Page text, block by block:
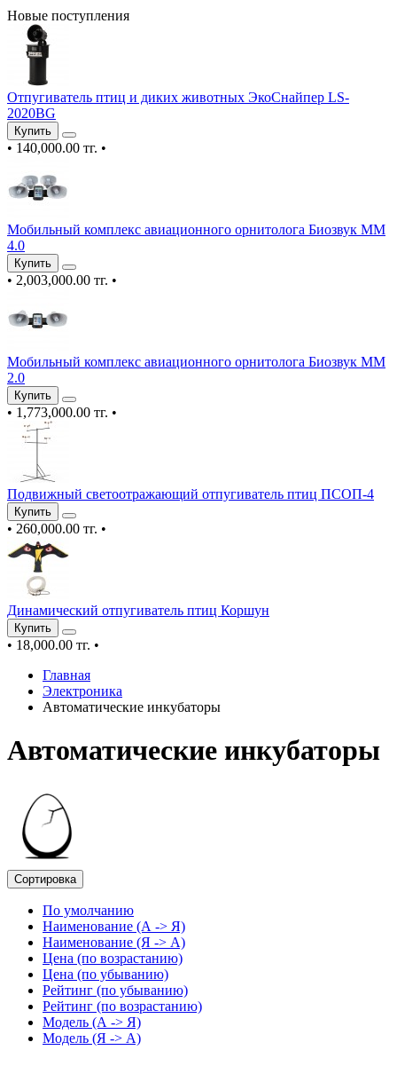
Новые поступления
Отпугиватель птиц и диких животных ЭкоСнайпер LS-
2020BG
Купить
• 140,000.00 тг. •
Мобильный комплекс авиационного орнитолога Биозвук ММ
4.0
Купить
• 2,003,000.00 тг. •
Мобильный комплекс авиационного орнитолога Биозвук ММ
2.0
Купить
• 1,773,000.00 тг. •
Подвижный светоотражающий отпугиватель птиц ПСОП-4
Купить
• 260,000.00 тг. •
Динамический отпугиватель птиц Коршун
Купить
• 18,000.00 тг. •
Главная
Электроника
Автоматические инкубаторы
Автоматические инкубаторы
Сортировка
По умолчанию
Наименование (А -> Я)
Наименование (Я -> А)
Цена (по возрастанию)
Цена (по убыванию)
Рейтинг (по убыванию)
Рейтинг (по возрастанию)
Модель (А -> Я)
Модель (Я -> А)